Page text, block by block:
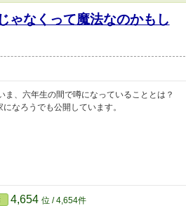
なくって魔法なのかもし
、六年生の間で噂になっていることとは？
なろうでも公開しています。
4,654 位 / 4,654件